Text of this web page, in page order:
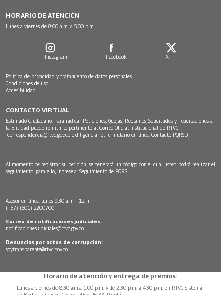
HORARIO DE ATENCIÓN
Lunes a viernes de 8:00 a.m. a 5:00 p.m.
Instagram Facebook X
Política de privacidad y tratamiento de datos personales
Condiciones de uso
Accesibilidad
CONTACTO VIRTUAL
Estimado Ciudadano: Para radicar Peticiones, Quejas, Reclamos, Solicitudes y Felicitaciones a
la Entidad puede remitir lo pertinente al Correo Oficial Institucional de RTVC
correspondencia@rtvc.gov.co o diligenciar el formulario en línea: Contacto PQRSD.
Al momento de registrar su petición, se generará un código con el cual usted podrá realizar el
seguimiento, para ello, ingrese a: Seguimiento de PQRS
Asesor en línea: lunes 9:30 a.m. - 12 m
(+57) (601) 2200700
Correo de notificaciones judiciales:
notificacionesjudiciales@rtvc.gov.co
Denuncias por actos de corrupción:
soytransparente@rtvc.gov.co
Horario de atención y entrega de premios:
Lunes a viernes de 8:30 a.m.a 1:00 p.m. y de 2:30 p.m. a 4:30 p.m. en RTVC Sistema